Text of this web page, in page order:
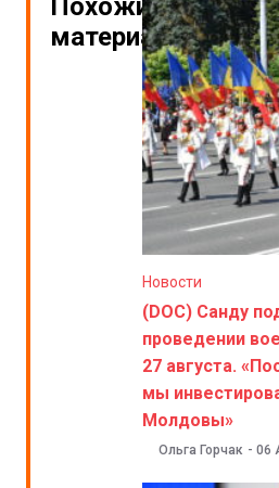
Похожие
материалы
Новости
(DOC) Санду
проведении
27 августа.
мы
Молдовы»
Ольга Горчак - 06